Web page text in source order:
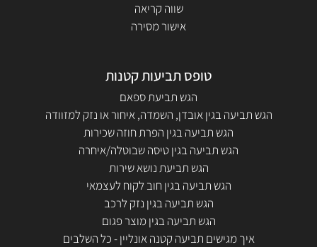
שווה קריאה
אישור מסירה
טופס תביעות קטנות
הגש תביעת ספאם
הגש תביעה בגין אובדן, השמדה, איחור או נזק למזוודה
הגש תביעה בגין הפרת חוזה שכירות
הגש תביעה בגין טיסה שבוטלה/איחרה
הגש תביעת נושא שירות
הגש תביעה בגין חוב לקוח לעצמאי
הגש תביעה בגין נזק לרכב
הגש תביעה בגין מוצר פגום
איך מגישים תביעה קטנה אונליין - כל השלבים